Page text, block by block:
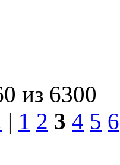
из 6300
| 1 2 3 4 5 6